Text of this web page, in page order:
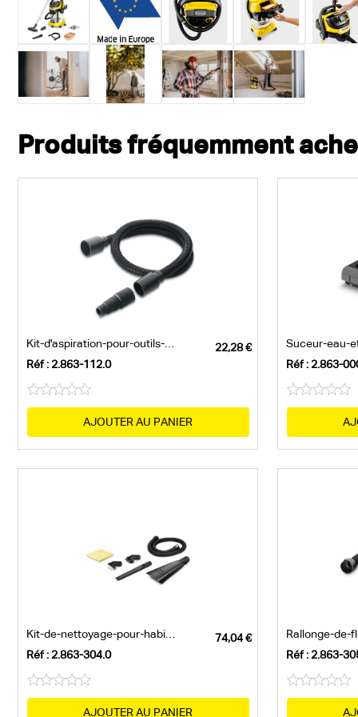
Produits fréquemment
Kit-d'aspiration-pour-outils-électroportatifs
Réf : 2.863-112.0
AJOUTER AU PANIER
Réf : 2.863-
Kit-de-nettoyage-pour-habitacle
Réf : 2.863-304.0
AJOUTER AU PANIER
Réf : 2.863-